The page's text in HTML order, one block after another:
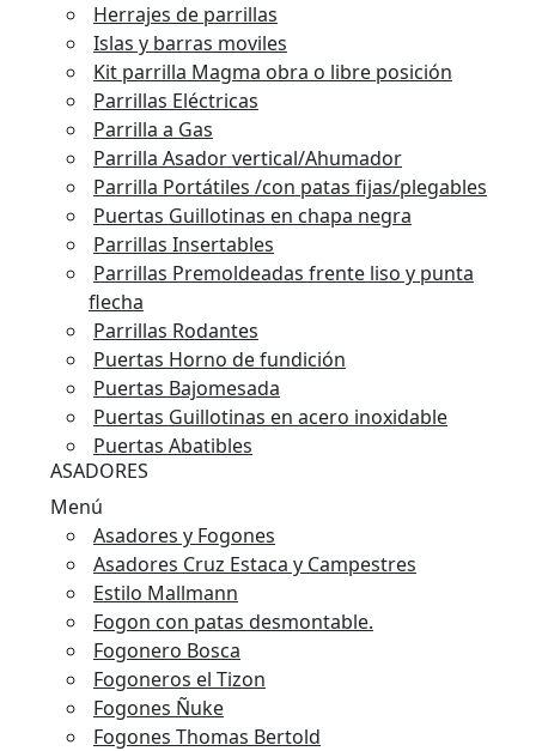
Herrajes de parrillas
Islas y barras moviles
Kit parrilla Magma obra o libre posición
Parrillas Eléctricas
Parrilla a Gas
Parrilla Asador vertical/Ahumador
Parrilla Portátiles /con patas fijas/plegables
Puertas Guillotinas en chapa negra
Parrillas Insertables
Parrillas Premoldeadas frente liso y punta
flecha
Parrillas Rodantes
Puertas Horno de fundición
Puertas Bajomesada
Puertas Guillotinas en acero inoxidable
Puertas Abatibles
ASADORES
Menú
Asadores y Fogones
Asadores Cruz Estaca y Campestres
Estilo Mallmann
Fogon con patas desmontable.
Fogonero Bosca
Fogoneros el Tizon
Fogones Ñuke
Fogones Thomas Bertold